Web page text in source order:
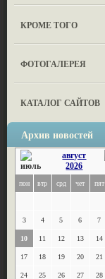
КРОМЕ ТОГО
ФОТОГАЛЕРЕЯ
КАТАЛОГ САЙТОВ
Архив новостей
август
2026
пон втр срд чет пят
3 4 5 6 7
10 11 12 13 14
17 18 19 20 21
24 25 26 27 28